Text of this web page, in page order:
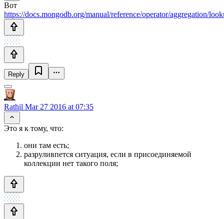
Вот
https://docs.mongodb.org/manual/reference/operator/aggregation/
Reply
Rathil Mar 27 2016 at 07:35
Это я к тому, что:
они там есть;
разруливпется ситуация, если в присоединяемой
коллекции нет такого поля;